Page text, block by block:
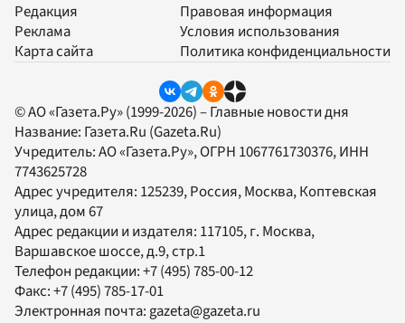
Редакция
Реклама
Карта сайта
Правовая информация
Условия использования
Политика конфиденциальности
© АО «Газета.Ру» (1999-2026) – Главные новости дня
Название: Газета.Ru (Gazeta.Ru)
Учредитель:АО «Газета.Ру», ОГРН 1067761730376, ИНН
7743625728
Адрес учредителя: 125239, Россия, Москва, Коптевская
улица, дом 67
Адрес редакции и издателя: 117105, г. Москва,
Варшавское шоссе, д.9, стр.1
Телефон редакции:+7 (495) 785-00-12
Факс:+7 (495) 785-17-01
Электронная почта: gazeta@gazeta.ru